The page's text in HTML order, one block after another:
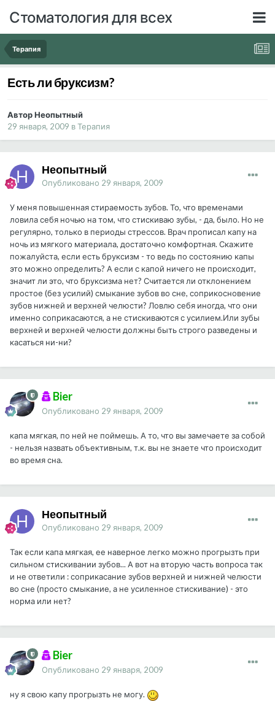
Стоматология для всех
Терапия
Есть ли бруксизм?
Автор Неопытный
29 января, 2009 вТерапия
Неопытный
Опубликовано 29 января, 2009
У меня повышенная стираемость зубов. То, что временами
ловила себя ночью на том, что стискиваю зубы, - да, было. Но не
регулярно, только в периоды стрессов. Врач прописал капу на
ночь из мягкого материала, достаточно комфортная. Скажите
пожалуйста, если есть бруксизм - то ведь по состоянию капы
это можно определить? А если с капой ничего не происходит,
значит ли это, что бруксизма нет? Считается ли отклонением
простое (без усилий) смыкание зубов во сне, соприкосновение
зубов нижней и верхней челюсти? Ловлю себя иногда, что они
именно соприкасаются, а не стискиваются с усилием.Или зубы
верхней и верхней челюсти должны быть строго разведены и
касаться ни-ни?
Bier
Опубликовано 29 января, 2009
капа мягкая, по ней не поймешь. А то, что вы замечаете за собой
- нельзя назвать объективным, т.к. вы не знаете что происходит
во время сна.
Неопытный
Опубликовано 29 января, 2009
Так если капа мягкая, ее наверное легко можно прогрызть при
сильном стискивании зубов... А вот на вторую часть вопроса так
и не ответили : соприкасание зубов верхней и нижней челюсти
во сне (просто смыкание, а не усиленное стискивание) - это
норма или нет?
Bier
Опубликовано 29 января, 2009
ну я свою капу прогрызть не могу.